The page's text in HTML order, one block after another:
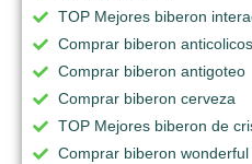
TOP Mejores biberon
Comprar biberon
Comprar biberon antigoteo
Comprar biberon cerveza
TOP Mejores biberon de
Comprar biberon wonderful